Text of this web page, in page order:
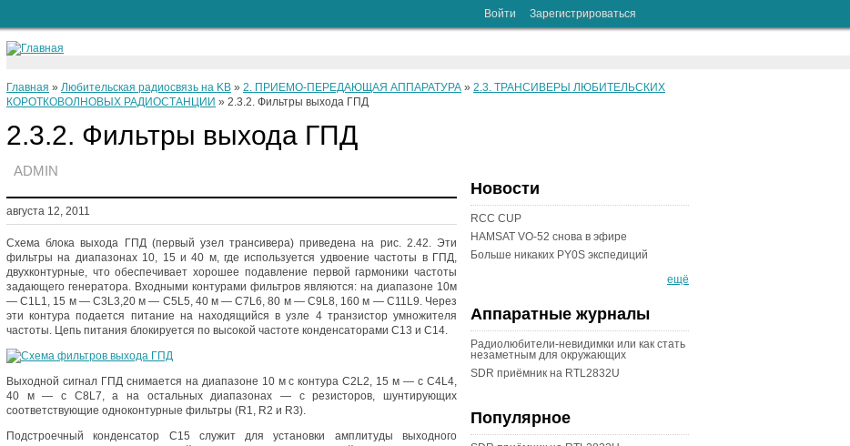
Войти Зарегистрироваться
Главная » Любительская радиосвязь на KB » 2. ПРИЕМО-ПЕРЕДАЮЩАЯ АППАРАТУРА » 2.3. ТРАНСИВЕРЫ ЛЮБИТЕЛЬСКИХ
КОРОТКОВОЛНОВЫХ РАДИОСТАНЦИИ » 2.3.2. Фильтры выхода ГПД
2.3.2. Фильтры выхода ГПД
ADMIN
августа 12, 2011
Схема блока выхода ГПД (первый узел трансивера) приведена на рис. 2.42. Эти
фильтры на диапазонах 10, 15 и 40 м, где используется удвоение частоты в ГПД,
двухконтурные, что обеспечивает хорошее подавление первой гармоники частоты
задающего генератора. Входными контурами фильтров являются: на диапазоне 10м
— C1L1, 15 м — С3L3,20 м — C5L5, 40 м — С7L6, 80 м — С9L8, 160 м — C11L9. Через
эти контура подается питание на находящийся в узле 4 транзистор умножителя
частоты. Цепь питания блокируется по высокой частоте конденсаторами С13 и С14.
Выходной сигнал ГПД снимается на диапазоне 10 м с контура C2L2, 15 м — с C4L4,
40 м — с С8L7, а на остальных диапазонах — с резисторов, шунтирующих
соответствующие одноконтурные фильтры (R1, R2 и R3).
Подстроечный конденсатор С15 служит для установки амплитуды выходного
Новости
RCC CUP
HAMSAT VO-52 снова в эфире
Больше никаких PY0S экспедиций
ещё
Аппаратные журналы
Радиолюбители-невидимки или как стать
незаметным для окружающих
SDR приёмник на RTL2832U
Популярное